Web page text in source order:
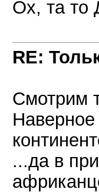
Ох, та то
RE:
Смотрим
Наверное
...да в